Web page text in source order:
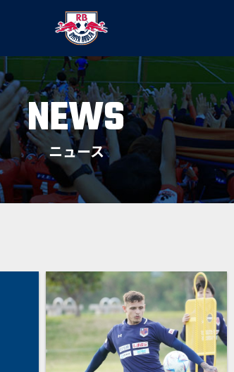
NEWS
ニュース